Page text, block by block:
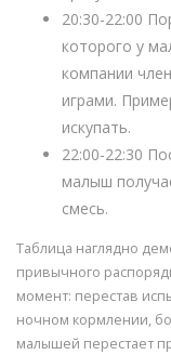
20:30-22:00
которого у
компании
играми.
искупать.
22:00-22:30
малыш
смесь.
Таблица наглядно
привычного
момент: перестав
ночном кормлении,
малышей перестает